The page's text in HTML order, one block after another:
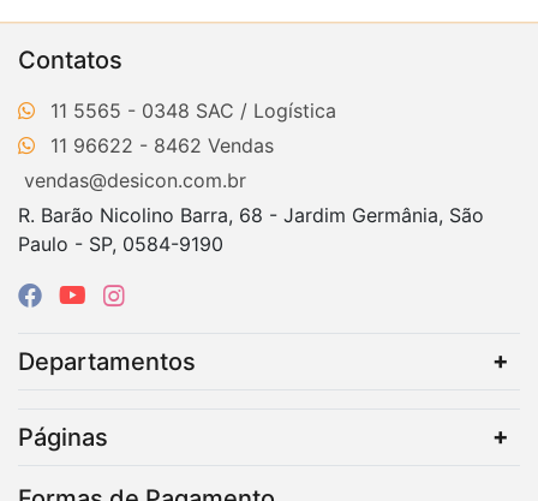
Contatos
11 5565 - 0348
11 96622 - 8462
vendas@desicon.com.br
R. Barão Nicolino Barra, 68 - Jardim Germânia, São
Paulo - SP, 0584-9190
Departamentos
Páginas